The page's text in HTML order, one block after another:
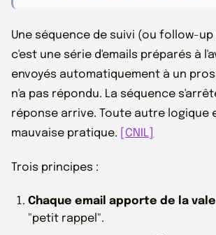
Une séquence de suivi (ou follow-
c'est une série d'emails préparés à
envoyés automatiquement à un
n'a pas répondu. La séquence
réponse arrive. Toute autre logique
mauvaise pratique.
[CNIL]
Trois principes :
Chaque email apporte de la
"petit rappel".